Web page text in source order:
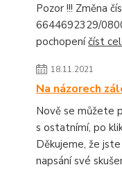
Pozor !!! Změna
6644692329/
pochopeníčíst
18.11.2021
Na názorech
Nově se můžete
s ostatnímí, po
Děkujeme, že
napsání své